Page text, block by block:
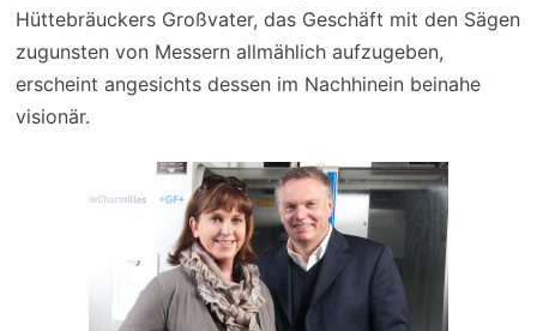
Hüttebräuckers Großvater, das Geschäft mit den Sägen
zugunsten von Messern allmählich aufzugeben,
erscheint angesichts dessen im Nachhinein beinahe
visionär.